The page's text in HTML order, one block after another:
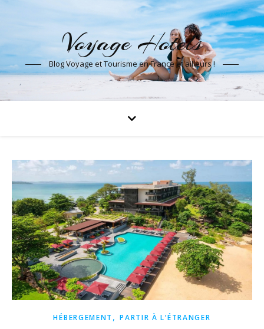
Voyage Hotels
Blog Voyage et Tourisme en France et ailleurs !
HÉBERGEMENT ,PARTIR À L’ÉTRANGER